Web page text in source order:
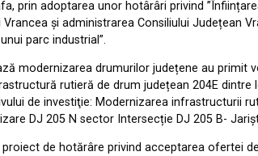
prin adoptarea unor hotârâri privind
și administrarea Consiliului Județean
parc industrial”.
modernizarea drumurilor județene au
rutieră de drum județean 204E
de investiţie: Modernizarea infrastructurii
DJ 205 N sector Intersecție DJ 205 B-
de hotărâre privind acceptarea ofertei